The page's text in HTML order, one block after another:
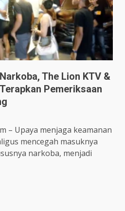
The Lion KTV &
Pemeriksaan
– Upaya menjaga keamanan
mencegah masuknya
narkoba, menjadi